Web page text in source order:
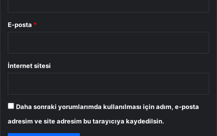
E-posta *
İnternet sitesi
Daha sonraki yorumlarımda kullanılması için adım, e-posta
adresim ve site adresim bu tarayıcıya kaydedilsin.